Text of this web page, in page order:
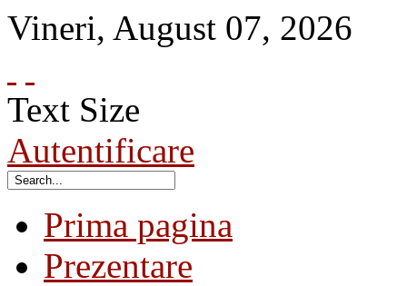
Vineri, August 07, 2026
Text Size
Autentificare
Prima pagina
Prezentare